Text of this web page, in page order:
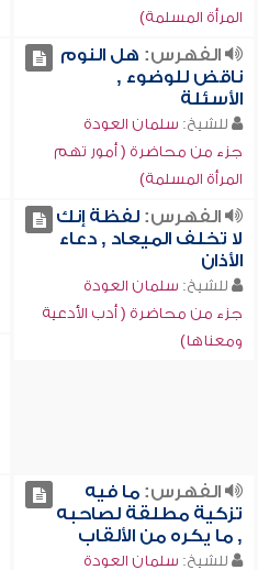
المرأة المسلمة)
الفهرس: هل النوم
ناقض للوضوء ,
الأسئلة
للشيخ: سلمان العودة
جزء من محاضرة ( أمور تهم
المرأة المسلمة)
الفهرس:لفظة إنك
لا تخلف الميعاد , دعاء
الأذان
للشيخ: سلمان العودة
جزء من محاضرة ( أدب الأدعية
ومعناها)
الفهرس:ما فيه
تزكية مطلقة لصاحبه
, ما يكره من الألقاب
للشيخ: سلمان العودة